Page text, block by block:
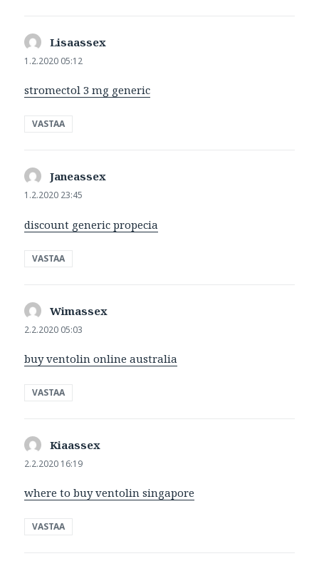
Lisaassex
1.2.2020 05:12
stromectol 3 mg generic
VASTAA
Janeassex
1.2.2020 23:45
discount generic propecia
VASTAA
Wimassex
2.2.2020 05:03
buy ventolin online australia
VASTAA
Kiaassex
2.2.2020 16:19
where to buy ventolin singapore
VASTAA